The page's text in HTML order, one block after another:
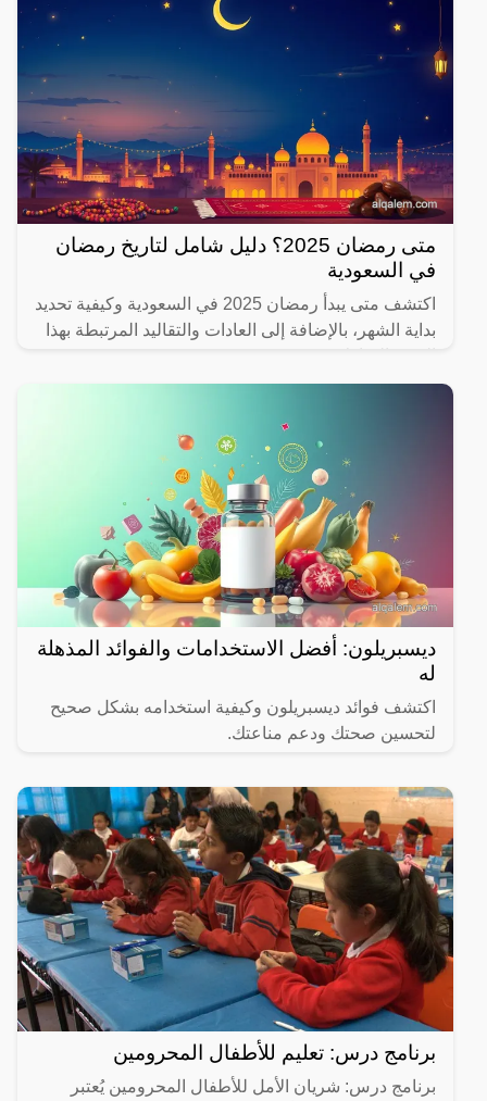
متى رمضان 2025؟ دليل شامل لتاريخ رمضان
في السعودية
اكتشف متى يبدأ رمضان 2025 في السعودية وكيفية تحديد
بداية الشهر، بالإضافة إلى العادات والتقاليد المرتبطة بهذا
ديسبريلون: أفضل الاستخدامات والفوائد المذهلة
له
اكتشف فوائد ديسبريلون وكيفية استخدامه بشكل صحيح
لتحسين صحتك ودعم مناعتك.
برنامج درس: تعليم للأطفال المحرومين
برنامج درس: شريان الأمل للأطفال المحرومين يُعتبر